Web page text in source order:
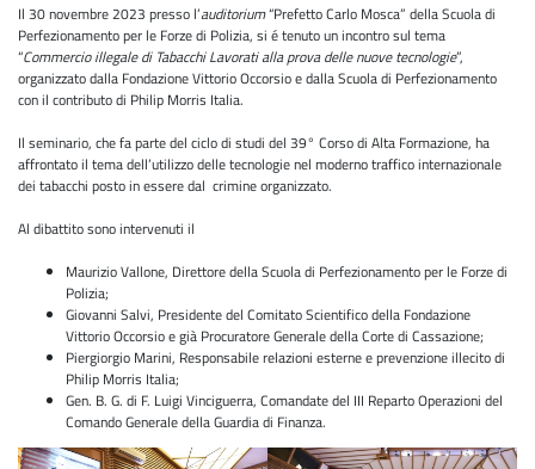
Il 30 novembre 2023 presso l’auditorium“Prefetto Carlo Mosca” della Scuola di
Perfezionamento per le Forze di Polizia, si é tenuto un incontro sul tema
“Commercio illegale di Tabacchi Lavorati alla prova delle nuove tecnologie”,
organizzato dalla Fondazione Vittorio Occorsio e dalla Scuola di Perfezionamento
con il contributo di Philip Morris Italia.
Il seminario, che fa parte del ciclo di studi del 39° Corso di Alta Formazione, ha
affrontato il tema dell’utilizzo delle tecnologie nel moderno traffico internazionale
dei tabacchi posto in essere dal crimine organizzato.
Al dibattito sono intervenuti il
Maurizio Vallone, Direttore della Scuola di Perfezionamento per le Forze di
Polizia;
Giovanni Salvi, Presidente del Comitato Scientifico della Fondazione
Vittorio Occorsio e già Procuratore Generale della Corte di Cassazione;
Piergiorgio Marini, Responsabile relazioni esterne e prevenzione illecito di
Philip Morris Italia;
Gen. B. G. di F. Luigi Vinciguerra, Comandate del III Reparto Operazioni del
Comando Generale della Guardia di Finanza.